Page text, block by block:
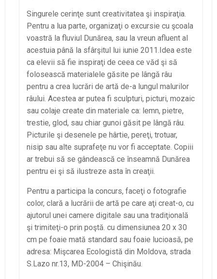
Singurele cerinţe sunt creativitatea şi inspiraţia.
Pentru a lua parte, organizaţi o excursie cu şcoala
voastră la fluviul Dunărea, sau la vreun afluent al
acestuia până la sfârşitul lui iunie 2011.Idea este
ca elevii să fie inspiraţi de ceea ce văd şi să
folosească materialele găsite pe lângă râu
pentru a crea lucrări de artă de-a lungul malurilor
râului. Acestea ar putea fi sculpturi, picturi, mozaic
sau colaje create din materiale ca: lemn, pietre,
trestie, glod, sau chiar gunoi găsit pe lângă râu.
Picturile şi desenele pe hârtie, pereţi, trotuar,
nisip sau alte suprafeţe nu vor fi acceptate. Copiii
ar trebui să se gândească ce înseamnă Dunărea
pentru ei şi să ilustreze asta în creaţii.
Pentru a participa la concurs, faceţi o fotografie
color, clară a lucrării de artă pe care aţi creat-o, cu
ajutorul unei camere digitale sau una tradiţională
şi trimiteţi-o prin poştă. cu dimensiunea 20 x 30
cm pe foaie mată standard sau foaie lucioasă, pe
adresa: Mişcarea Ecologistă din Moldova, strada
S.Lazo nr.13, MD-2004 – Chişinău.